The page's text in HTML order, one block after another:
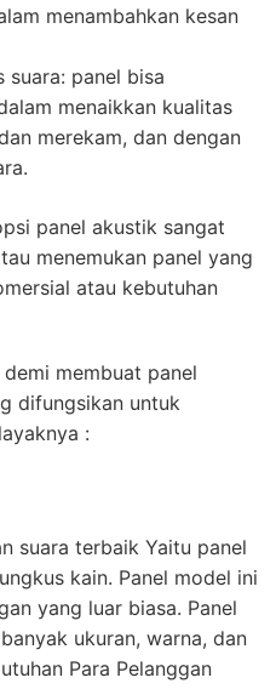
menambahkan kesan
suara: panel bisa
menaikkan kualitas
merekam, dan dengan
panel akustik sangat
menemukan panel yang
atau kebutuhan
membuat panel
difungsikan untuk
:
suara terbaik Yaitu panel
kain. Panel model ini
yang luar biasa. Panel
ukuran, warna, dan
Para Pelanggan